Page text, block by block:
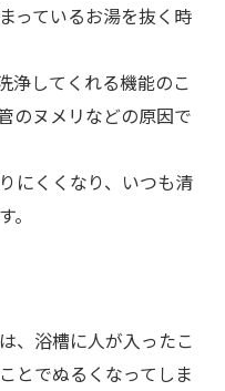
っているお湯を抜く時
浄してくれる機能のこ
のヌメリなどの原因で
にくくなり、いつも清
、浴槽に人が入ったこ
とでぬるくなってしま